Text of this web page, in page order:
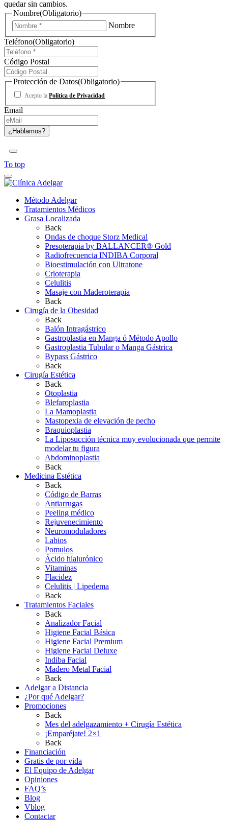
quedar sin cambios.
Nombre(Obligatorio)
Nombre
Teléfono(Obligatorio)
Código Postal
Protección de Datos(Obligatorio)
Acepto la Política de Privacidad
Email
To top
Método Adelgar
Tratamientos Médicos
Grasa Localizada
Back
Ondas de choque Storz Medical
Presoterapia by BALLANCER® Gold
Radiofrecuencia INDIBA Corporal
Bioestimulación con Ultratone
Crioterapia
Celulitis
Masaje con Maderoterapia
Back
Cirugía de la Obesidad
Back
Balón Intragástrico
Gastroplastia en Manga ó Método Apollo
Gastroplastia Tubular o Manga Gástrica
Bypass Gástrico
Back
Cirugía Estética
Back
Otoplastia
Blefaroplastia
La Mamoplastia
Mastopexia de elevación de pecho
Braquioplastia
La Liposucción técnica muy evolucionada que permite
modelar tu figura
Abdominoplastia
Back
Medicina Estética
Back
Código de Barras
Antiarrugas
Peeling médico
Rejuvenecimiento
Neuromoduladores
Labios
Pomulos
Ácido hialurónico
Vitaminas
Flacidez
Celulitis | Lipedema
Back
Tratamientos Faciales
Back
Analizador Facial
Higiene Facial Básica
Higiene Facial Premium
Higiene Facial Deluxe
Indiba Facial
Madero Metal Facial
Back
Adelgar a Distancia
¿Por qué Adelgar?
Promociones
Back
Mes del adelgazamiento + Cirugía Estética
¡Emparéjate! 2×1
Back
Financiación
Gratis de por vida
El Equipo de Adelgar
Opiniones
FAQ’s
Blog
Vblog
Contactar